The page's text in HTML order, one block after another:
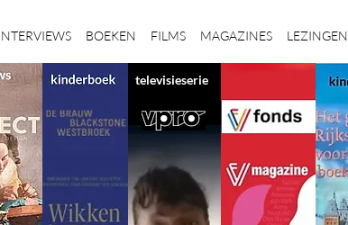
BOEKEN FILMS MAGAZINES LEZINGEN
televisieserie